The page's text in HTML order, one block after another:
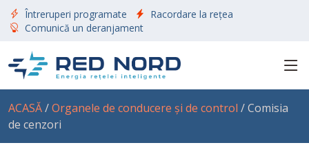
Întreruperi programate
Racordare la rețea
Comunică un deranjament
ACASĂ/Organele de conducere și de control / Comisia
de cenzori